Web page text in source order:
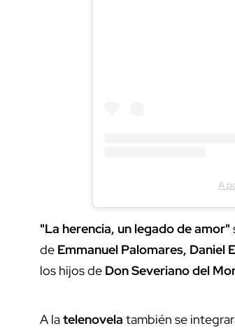
A
"La herencia, un legado de amor"
de Emmanuel Palomares, Daniel
los hijos de Don Severiano del
A latelenovela también se